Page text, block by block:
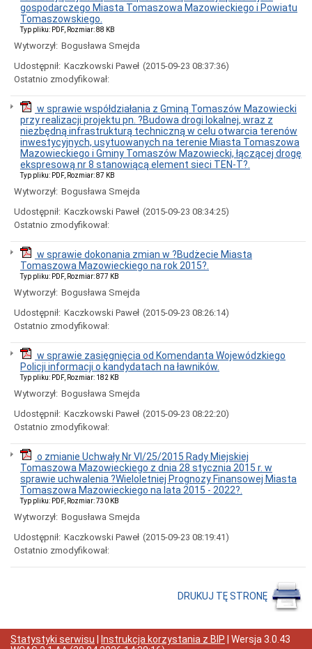
wykazy
głosowań
uchwał
Harmonogram
Rady
Miejskiej
Rada
Miejska
2018-
2023
Rada
Miejska
2014-
2018
Młodzieżowa
Rada
Miasta
Miejska
2010-
2014
Rada
Miejska
2010
Miasta
Nadawanie
numeru
PESEL
obywatelom
Надання
PESEL
для
біженців
України
Ogłoszenia
obwieszczenia
2026
roku
2025
roku
gospodarczego Miasta Tomaszowa Mazowieckiego i Powiatu
Tomaszowskiego.
Typ pliku: PDF, Rozmiar: 88 KB
Wytworzył: Bogusława Smejda
Udostępnił: Kaczkowski Paweł (2015-09-23 08:37:36)
Ostatnio zmodyfikował:
w sprawie współdziałania z Gminą Tomaszów Mazowiecki
przy realizacji projektu pn. ?Budowa drogi lokalnej, wraz z
niezbędną infrastrukturą techniczną w celu otwarcia terenów
inwestycyjnych, usytuowanych na terenie Miasta Tomaszowa
Mazowieckiego i Gminy Tomaszów Mazowiecki, łączącej drogę
ekspresową nr 8 stanowiącą element sieci TEN-T?.
Typ pliku: PDF, Rozmiar: 87 KB
Wytworzył: Bogusława Smejda
Udostępnił: Kaczkowski Paweł (2015-09-23 08:34:25)
Ostatnio zmodyfikował:
w sprawie dokonania zmian w ?Budżecie Miasta
Tomaszowa Mazowieckiego na rok 2015?.
Typ pliku: PDF, Rozmiar: 877 KB
Wytworzył: Bogusława Smejda
Udostępnił: Kaczkowski Paweł (2015-09-23 08:26:14)
Ostatnio zmodyfikował:
w sprawie zasięgnięcia od Komendanta Wojewódzkiego
Policji informacji o kandydatach na ławników.
Typ pliku: PDF, Rozmiar: 182 KB
Wytworzył: Bogusława Smejda
Udostępnił: Kaczkowski Paweł (2015-09-23 08:22:20)
Ostatnio zmodyfikował:
o zmianie Uchwały Nr VI/25/2015 Rady Miejskiej
Tomaszowa Mazowieckiego z dnia 28 stycznia 2015 r. w
sprawie uchwalenia ?Wieloletniej Prognozy Finansowej Miasta
Tomaszowa Mazowieckiego na lata 2015 - 2022?.
Typ pliku: PDF, Rozmiar: 730 KB
Wytworzył: Bogusława Smejda
Udostępnił: Kaczkowski Paweł (2015-09-23 08:19:41)
Ostatnio zmodyfikował:
DRUKUJ TĘ STRONĘ
Statystyki serwisu Instrukcja korzystania z BIP | Wersja 3.0.43